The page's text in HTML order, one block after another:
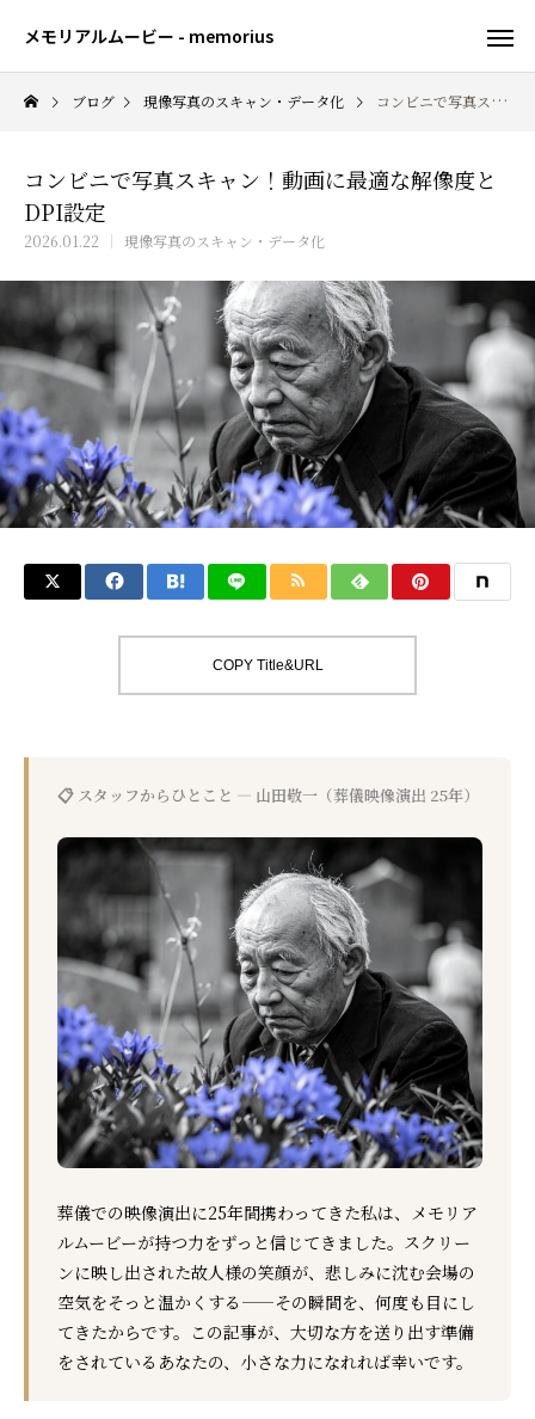
メモリアルムービー - memorius
ブログ 現像写真のスキャン・データ化 コンビニで写真スキャン！動画に最適な解像度とDPI設定
コンビニで写真スキャン！動画に最適な解像度と
DPI設定
2026.01.22 現像写真のスキャン・データ化
COPY Title&URL
📋 スタッフからひとこと — 山田敬一（葬儀映像演出 25年）
葬儀での映像演出に25年間携わってきた私は、メモリア
ルムービーが持つ力をずっと信じてきました。スクリー
ンに映し出された故人様の笑顔が、悲しみに沈む会場の
空気をそっと温かくする——その瞬間を、何度も目にし
てきたからです。この記事が、大切な方を送り出す準備
をされているあなたの、小さな力になれれば幸いです。